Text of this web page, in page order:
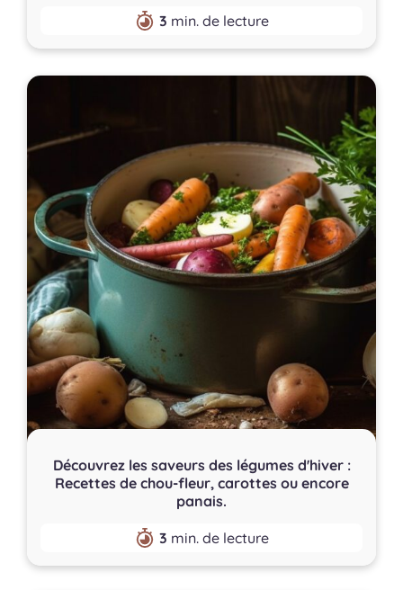
3 min. de lecture
Découvrez les saveurs des légumes d'hiver :
Recettes de chou-fleur, carottes ou encore
panais.
3 min. de lecture